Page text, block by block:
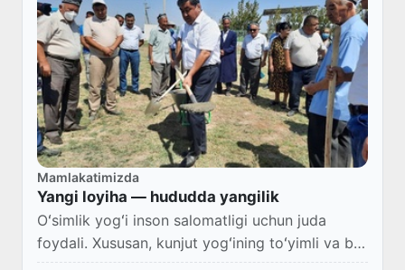
Mamlakatimizda
Yangi loyiha — hududda yangilik
Oʻsimlik yogʻi inson salomatligi uchun juda
foydali. Xususan, kunjut yogʻining toʻyimli va bir
qator kasalliklarda samarali ekanini koʻpchilik